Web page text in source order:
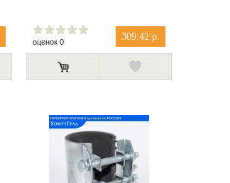
309.42 р.
оценок 0